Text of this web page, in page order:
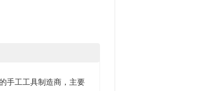
手工工具制造商，主要